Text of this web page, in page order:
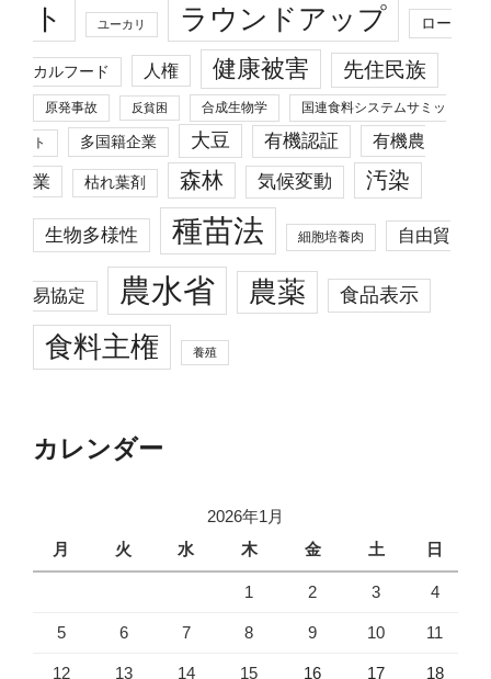
ト
ユーカリ ラウンドアップ ロー
カルフード 人権 健康被害 先住民族
原発事故 反貧困 合成生物学 国連食料システムサミッ
ト 多国籍企業 大豆 有機認証 有機農
業 枯れ葉剤 森林 気候変動 汚染
生物多様性 種苗法 細胞培養肉 自由貿
易協定 農水省 農薬 食品表示
食料主権 養殖
カレンダー
2026年1月
月
火 水 木 金 土 日
1 2 3 4
5 6 7 8 9 10 11
12 13 14 15 16 17 18